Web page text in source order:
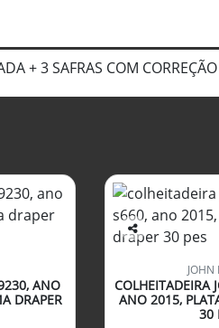
+ 3 SAFRAS COM CORREÇÃO
ANO
DRAPER
Co
arti
lhe
JOHN
COLHEITADEIRA
ANO 2015,
30